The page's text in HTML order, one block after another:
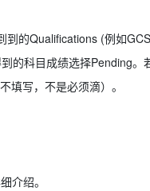
的Qualifications (例如
的科目成绩选择Pending。
填写，不是必须滴）。
介绍。